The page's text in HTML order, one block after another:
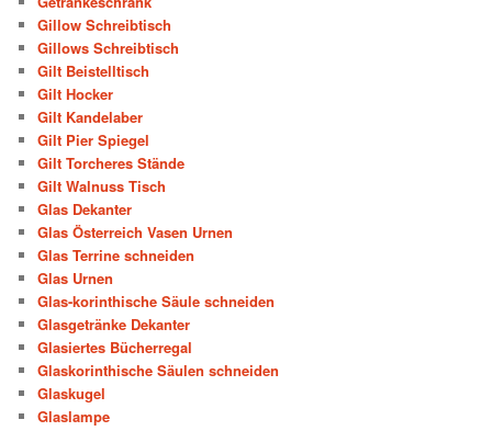
Gillow Schreibtisch
Gillows Schreibtisch
Gilt Beistelltisch
Gilt Hocker
Gilt Kandelaber
Gilt Pier Spiegel
Gilt Torcheres Stände
Gilt Walnuss Tisch
Glas Dekanter
Glas Österreich Vasen Urnen
Glas Terrine schneiden
Glas Urnen
Glas-korinthische Säule schneiden
Glasgetränke Dekanter
Glasiertes Bücherregal
Glaskorinthische Säulen schneiden
Glaskugel
Glaslampe